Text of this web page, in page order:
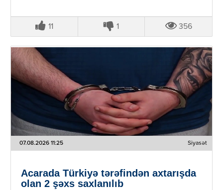
11 1 356
07.08.2026 11:25 Siyasət
Acarada Türkiyə tərəfindən axtarışda
olan 2 şəxs saxlanılıb